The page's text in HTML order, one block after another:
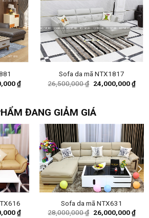
₫Current
price
Sofa da mã NTX1817
26,500,000₫ Original
price
24,000,000₫
ĐANG GIẢM GIÁ
₫Current
Sofa da mã NTX631
28,000,000₫ Original
26,000,000₫